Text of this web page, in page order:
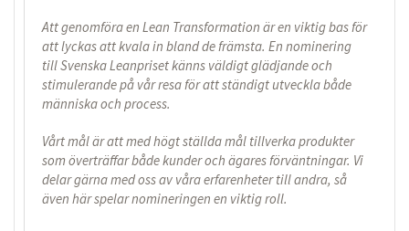
Att genomföra en Lean Transformation är en viktig bas för
att lyckas att kvala in bland de främsta. En nominering
till Svenska Leanpriset känns väldigt glädjande och
stimulerande på vår resa för att ständigt utveckla både
människa och process.
Vårt mål är att med högt ställda mål tillverka produkter
som överträffar både kunder och ägares förväntningar. Vi
delar gärna med oss av våra erfarenheter till andra, så
även här spelar nomineringen en viktig roll.